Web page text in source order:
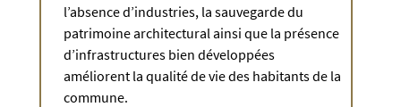
l’absence d’industries, la sauvegarde du
patrimoine architectural ainsi que la présence
d’infrastructures bien développées
améliorent la qualité de vie des habitants de la
commune.